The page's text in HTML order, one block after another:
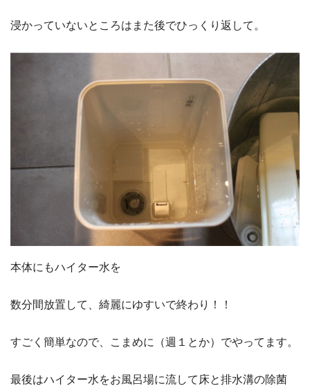
浸かっていないところはまた後でひっくり返して。
本体にもハイター水を
数分間放置して、綺麗にゆすいで終わり！！
すごく簡単なので、こまめに（週１とか）でやってます。
最後はハイター水をお風呂場に流して床と排水溝の除菌